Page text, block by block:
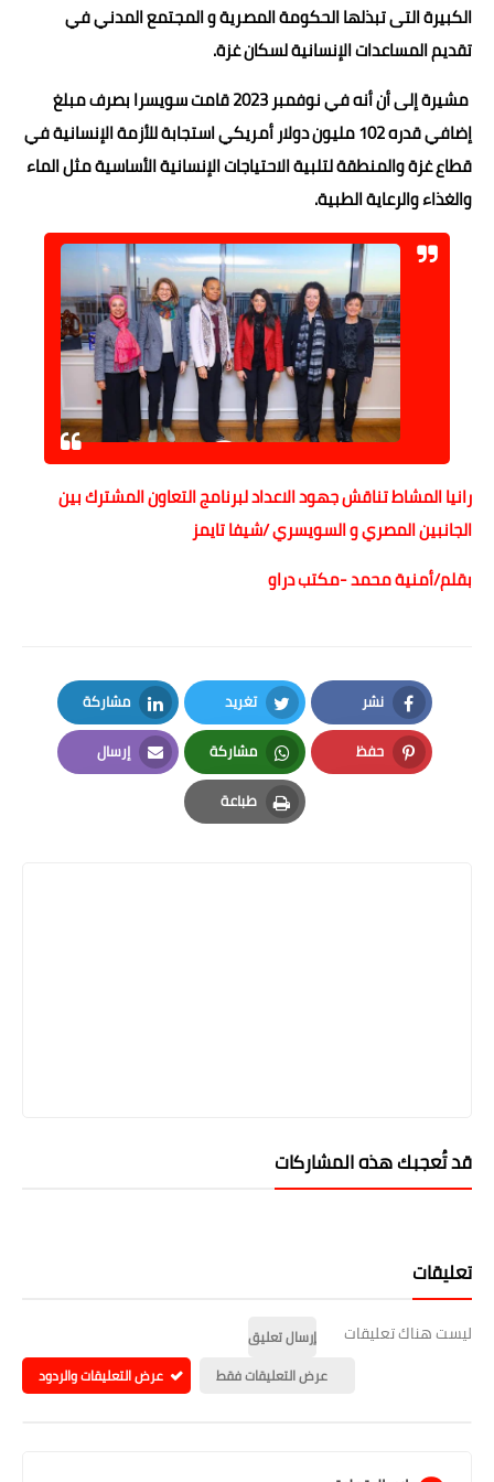
الكبيرة التى تبذلها الحكومة المصرية و المجتمع المدني في
تقديم المساعدات الإنسانية لسكان غزة.
مشيرة إلى أن أنه في نوفمبر 2023 قامت سويسرا بصرف مبلغ
إضافي قدره 102 مليون دولار أمريكي استجابة للأزمة الإنسانية في
قطاع غزة والمنطقة لتلبية الاحتياجات الإنسانية الأساسية مثل الماء
والغذاء والرعاية الطبية.
رانيا المشاط تناقش جهود الاعداد لبرنامج التعاون المشترك بين
الجانبين المصري و السويسري /شيفا تايمز
بقلم/أمنية محمد -مكتب دراو
نشر
Facebook
تغريد
Twitter
مشاركة
LinkedIn
حفظ
Pinterest
مشاركة
Whatsapp
إرسال
Email
طباعة
Print
قد تُعجبك هذه المشاركات
تعليقات
ليست هناك تعليقات
إرسال تعليق
عرض التعليقات فقط
عرض التعليقات والردود